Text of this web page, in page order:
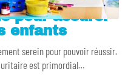
pour assurer
enfants
serein pour pouvoir réussir.
est primordial…